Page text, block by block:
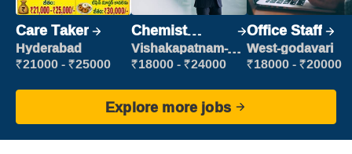
Care Taker
Hyderabad
₹21000 - ₹25000
Chemist
Production
Executive
Vishakapatnam-
new
₹18000 - ₹24000
Office Staff
West-godavari
₹18000 - ₹20000
Explore more jobs